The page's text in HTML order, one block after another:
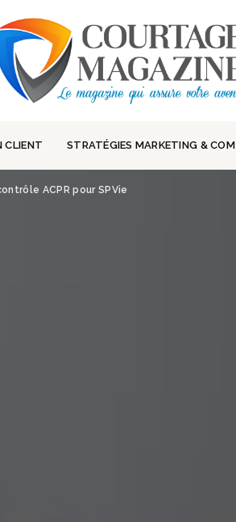
CLIENT STRATÉGIES MARKETING & COM
ACPR pour SPVie